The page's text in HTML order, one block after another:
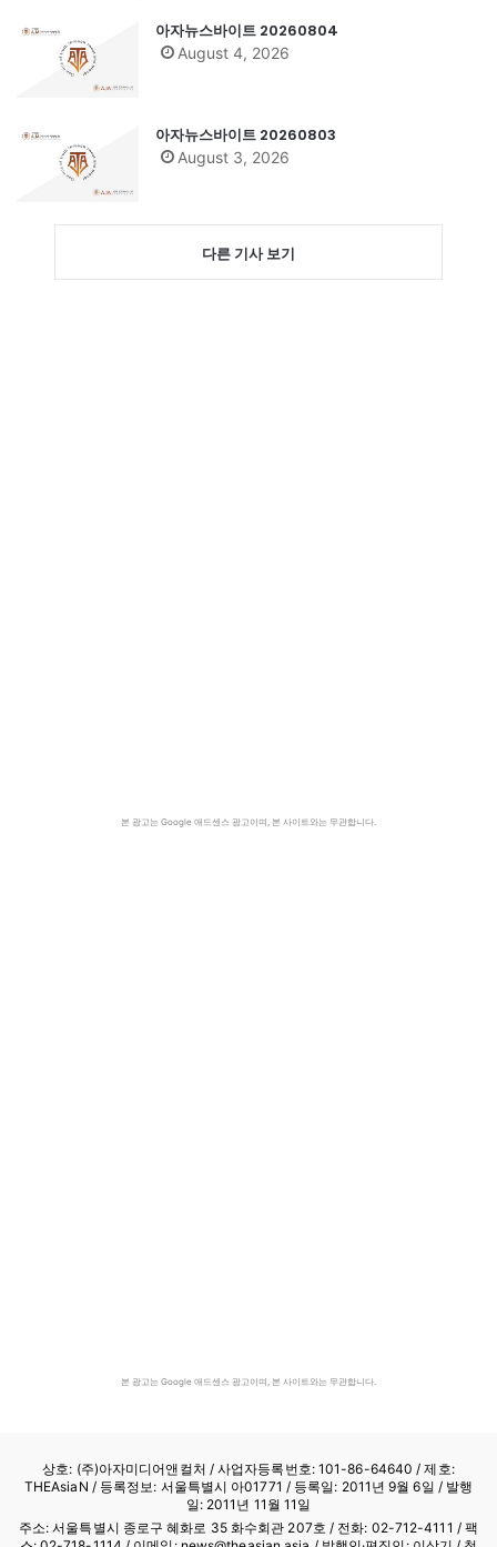
아자뉴스바이트 20260804
August 4, 2026
아자뉴스바이트 20260803
August 3, 2026
다른 기사 보기
본 광고는 Google 애드센스 광고이며, 본 사이트와는 무관합니다.
본 광고는 Google 애드센스 광고이며, 본 사이트와는 무관합니다.
상호: (주)아자미디어앤컬처 /사업자등록번호: 101-86-64640 / 제호:
THEAsiaN / 등록정보: 서울특별시 아01771 / 등록일: 2011년 9월 6일 / 발행
일: 2011년 11월 11일
주소: 서울특별시 종로구 혜화로 35 화수회관 207호 / 전화: 02-712-4111 / 팩